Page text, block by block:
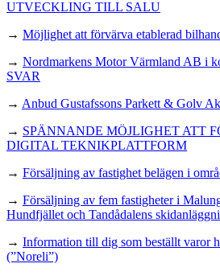
UTVECKLING TILL SALU
→ Möjlighet att förvärva etablerad
→ Nordmarkens Motor Värmland AB i
SVAR
→ Anbud Gustafssons Parkett & Golv
→ SPÄNNANDE MÖJLIGHET ATT
DIGITAL TEKNIKPLATTFORM
→ Försäljning av fastighet belägen i
→ Försäljning av fem fastigheter i
Hundfjället och Tandådalens
→ Information till dig som beställt varor
(”Noreli”)